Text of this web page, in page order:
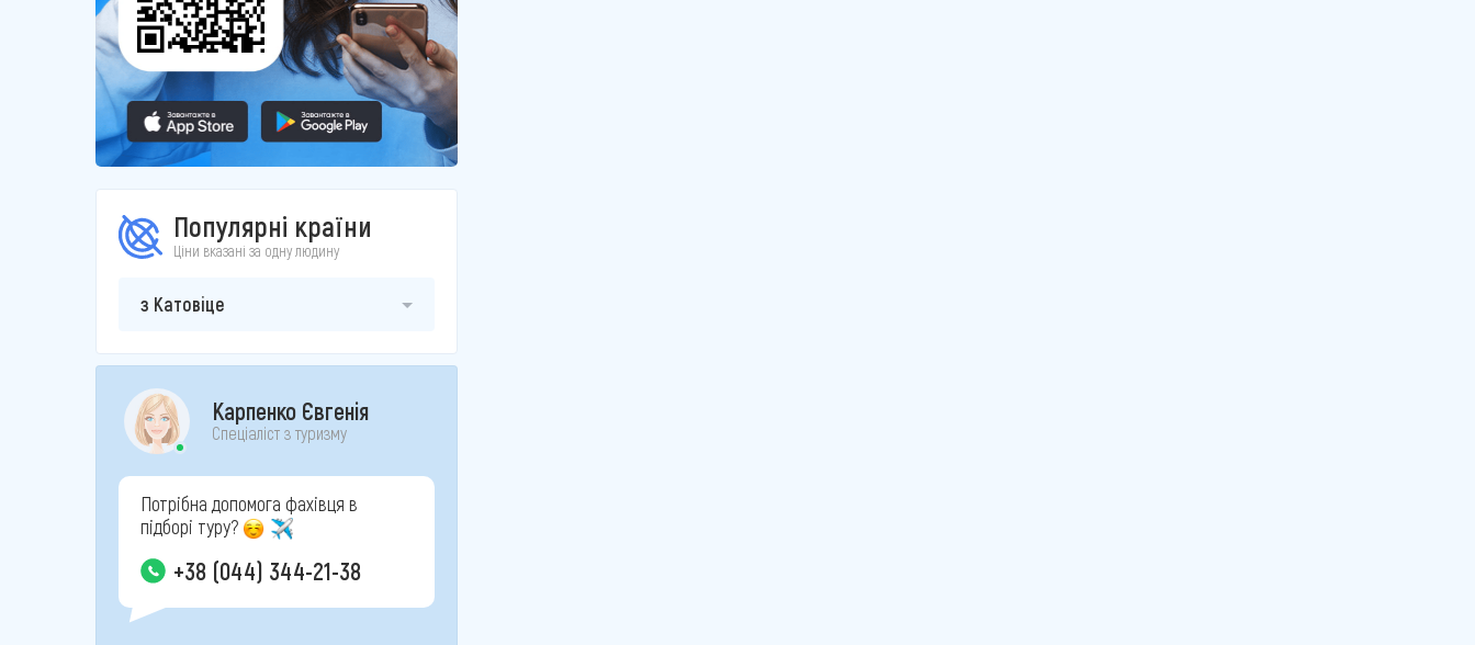
Популярні країни
Ціни вказані за одну людину
з Катовіце
Карпенко Євгенія
Спеціаліст з туризму
Потрібна допомога фахівця в
підборі туру?
+38 (044) 344-21-38